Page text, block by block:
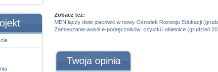
Zobacz też:
MEN łączy dwie placówki w nowy Ośrodek Rozwoju Edukacji
Zamieszanie wokół e-podręczników: czystki i obietnice (grudzień
Twoja opinia